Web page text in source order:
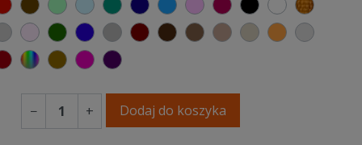
czerwonyczekoladowy
miętowybłękitnyturkusowy
granatowy
niebieski
różowymalinowy
czarnybiałyzłoty
szary
jasnoszary
jasny różbutelkowa zieleń
ciemno niebieski
szarykasztanowy
ciemno brązowy
brązowyjasnobrązowy
beżowy
bordowywybór koloru
coffeefuksjafioletowy
− + Dodaj do koszyka